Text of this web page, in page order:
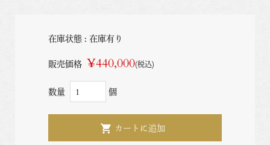
在庫状態 : 在庫有り
販売価格 ¥440,000(税込)
数量 個